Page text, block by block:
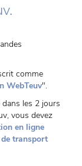
comme
WebTeuv".
dans les 2 jours
vous devez
en ligne
transport